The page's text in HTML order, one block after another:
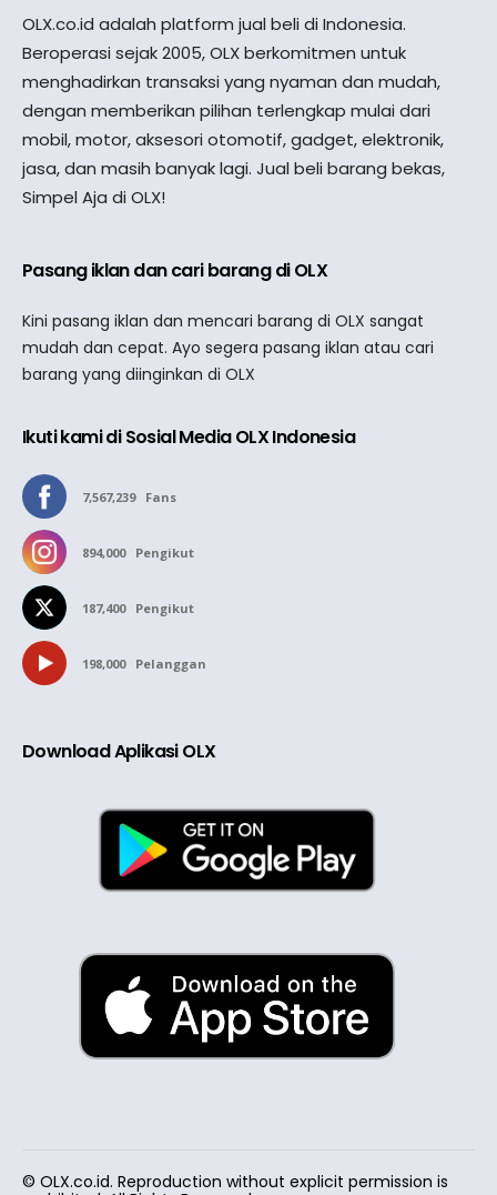
OLX.co.id adalah platform jual beli di Indonesia.
Beroperasi sejak 2005, OLX berkomitmen untuk
menghadirkan transaksi yang nyaman dan mudah,
dengan memberikan pilihan terlengkap mulai dari
mobil, motor, aksesori otomotif, gadget, elektronik,
jasa, dan masih banyak lagi. Jual beli barang bekas,
Simpel Aja di OLX!
Pasang iklan dan cari barang di OLX
Kini pasang iklan dan mencari barang di OLX sangat
mudah dan cepat. Ayo segera pasang iklan atau cari
barang yang diinginkan di OLX
Ikuti kami di Sosial Media OLX Indonesia
7,567,239 Fans
894,000 Pengikut
187,400 Pengikut
198,000 Pelanggan
Download Aplikasi OLX
© OLX.co.id. Reproduction without explicit permission is